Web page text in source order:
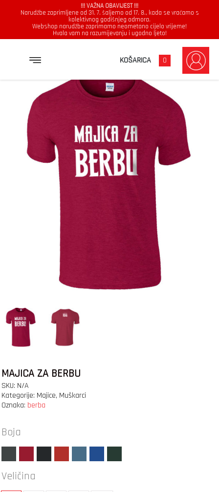
!!! VAŽNA OBAVIJEST !!!
Narudžbe zaprimljene od 31. 7. šaljemo od 17. 8., kada se vraćamo s
kolektivnog godišnjeg odmora.
Webshop narudžbe zaprimamo neometano cijelo vrijeme!
Hvala vam na razumijevanju i ugodno ljeto!
KOŠARICA 0
MAJICA ZA BERBU
SKU: N/A
Kategorije: Majice, Muškarci
Oznaka: berba
Boja
Veličina